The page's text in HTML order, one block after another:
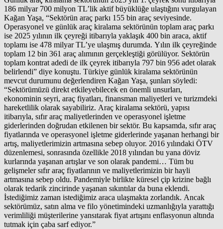
186 milyar 700 milyon TL’lik aktif büyüklüğe ulaştığını vurgulayan
Kağan Yaşa, “Sektörün araç parkı 155 bin araç seviyesinde.
Operasyonel ve günlük araç kiralama sektörünün toplam araç parkı
ise 2025 yılının ilk çeyreği itibarıyla yaklaşık 400 bin araca, aktif
toplamı ise 478 milyar TL’ye ulaşmış durumda. Yılın ilk çeyreğinde
toplam 12 bin 361 araç alımının gerçekleştiği görülüyor. Sektörün
toplam kontrat adedi de ilk çeyrek itibarıyla 797 bin 956 adet olarak
belirlendi” diye konuştu. Türkiye günlük kiralama sektörünün
mevcut durumunu değerlendiren Kağan Yaşa, şunları söyledi:
“Sektörümüzü direkt etkileyebilecek en önemli unsurları,
ekonominin seyri, araç fiyatları, finansman maliyetleri ve turizmdeki
hareketlilik olarak sayabiliriz. Araç kiralama sektörü, yapısı
itibarıyla, sıfır araç maliyetlerinden ve operasyonel işletme
giderlerinden doğrudan etkilenen bir sektör. Bu kapsamda, sıfır araç
fiyatlarında ve operasyonel işletme giderlerinde yaşanan herhangi bir
artış, maliyetlerimizin artmasına sebep oluyor. 2016 yılındaki ÖTV
düzenlemesi, sonrasında özellikle 2018 yılından bu yana döviz
kurlarında yaşanan artışlar ve son olarak pandemi… Tüm bu
gelişmeler sıfır araç fiyatlarının ve maliyetlerimizin bir hayli
artmasına sebep oldu. Pandemiyle birlikte küresel çip krizine bağlı
olarak tedarik zincirinde yaşanan sıkıntılar da buna eklendi.
İstediğimiz zaman istediğimiz araca ulaşmakta zorlandık. Ancak
sektörümüz, satın alma ve filo yönetimindeki uzmanlığıyla yarattığı
verimliliği müşterilerine yansıtarak fiyat artışını enflasyonun altında
tutmak için çaba sarf ediyor.”